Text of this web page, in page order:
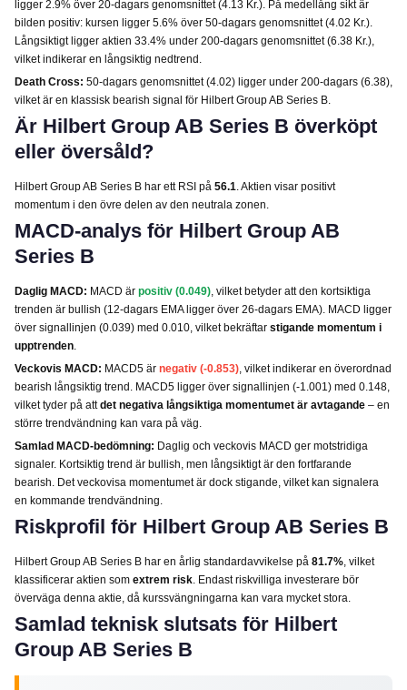
ligger 2.9% över 20-dagars genomsnittet (4.13 Kr.). På medellång sikt är
bilden positiv: kursen ligger 5.6% över 50-dagars genomsnittet (4.02 Kr.).
Långsiktigt ligger aktien 33.4% under 200-dagars genomsnittet (6.38 Kr.),
vilket indikerar en långsiktig nedtrend.
Death Cross: 50-dagars genomsnittet (4.02) ligger under 200-dagars (6.38),
vilket är en klassisk bearish signal för Hilbert Group AB Series B.
Är Hilbert Group AB Series B överköpt
eller översåld?
Hilbert Group AB Series B har ett RSI på 56.1. Aktien visar positivt
momentum i den övre delen av den neutrala zonen.
MACD-analys för Hilbert Group AB
Series B
Daglig MACD: MACD är positiv (0.049), vilket betyder att den kortsiktiga
trenden är bullish (12-dagars EMA ligger över 26-dagars EMA). MACD ligger
över signallinjen (0.039) med 0.010, vilket bekräftar stigande momentum i
upptrenden.
Veckovis MACD: MACD5 är negativ (-0.853), vilket indikerar en överordnad
bearish långsiktig trend. MACD5 ligger över signallinjen (-1.001) med 0.148,
vilket tyder på attdet negativa långsiktiga momentumet är avtagande – en
större trendvändning kan vara på väg.
Samlad MACD-bedömning: Daglig och veckovis MACD ger motstridiga
signaler. Kortsiktig trend är bullish, men långsiktigt är den fortfarande
bearish. Det veckovisa momentumet är dock stigande, vilket kan signalera
en kommande trendvändning.
Riskprofil för Hilbert Group AB Series B
Hilbert Group AB Series B har en årlig standardavvikelse på 81.7%, vilket
klassificerar aktien som extrem risk. Endast riskvilliga investerare bör
överväga denna aktie, då kurssvängningarna kan vara mycket stora.
Samlad teknisk slutsats för Hilbert
Group AB Series B